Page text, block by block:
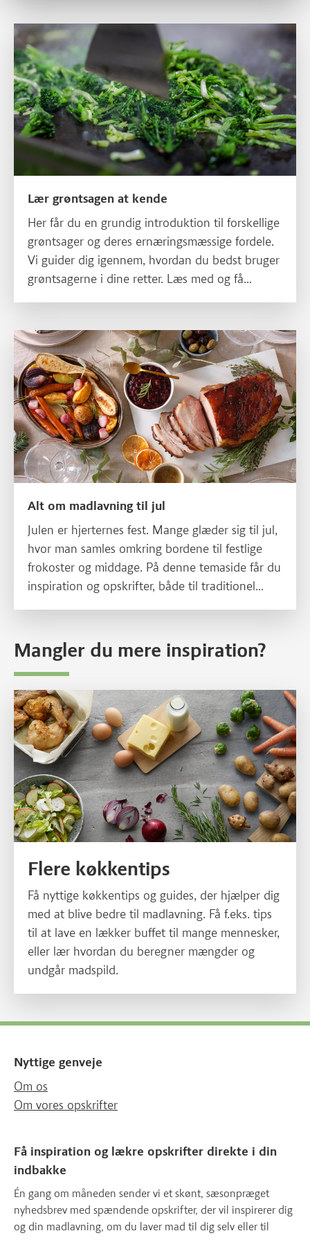
Læs mere om Lær grøntsagen at kende
Lær grøntsagen at kende
Her får du en grundig introduktion til forskellige
grøntsager og deres ernæringsmæssige fordele.
Vi guider dig igennem, hvordan du bedst bruger
grøntsagerne i dine retter. Læs med og få
Læs mere om Alt om madlavning til jul
Alt om madlavning til jul
Julen er hjerternes fest. Mange glæder sig til jul,
hvor man samles omkring bordene til festlige
frokoster og middage. På denne temaside får du
inspiration og opskrifter, både til traditionel
Mangler du mere inspiration?
Flere køkkentips
Få nyttige køkkentips og guides, der hjælper dig
med at blive bedre til madlavning. Få f.eks. tips
til at lave en lækker buffet til mange mennesker,
eller lær hvordan du beregner mængder og
undgår madspild.
Læs mere om Flere køkkentips
Nyttige genveje
Om os
Om vores opskrifter
Få inspiration og lækre opskrifter direkte i din
indbakke
Én gang om måneden sender vi et skønt, sæsonpræget
nyhedsbrev med spændende opskrifter, der vil inspirerer dig
og din madlavning, om du laver mad til dig selv eller til